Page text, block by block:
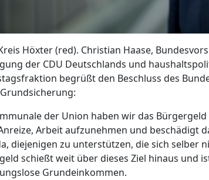
Höxter (red). Christian Haase,
der CDU Deutschlands und
begrüßt den Beschluss des
der Union haben wir das
Arbeit aufzunehmen und beschädigt
diejenigen zu unterstützen, die sich selber
schießt weit über dieses Ziel hinaus und
Grundeinkommen.